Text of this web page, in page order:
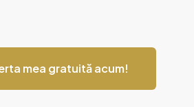
mea gratuită acum!